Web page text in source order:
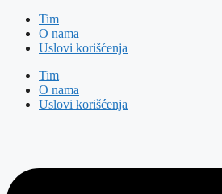
Tim
O nama
Uslovi korišćenja
Tim
O nama
Uslovi korišćenja